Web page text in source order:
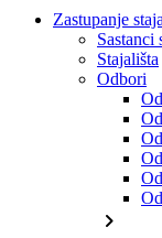
Zastupanje
Sastanci
Stajališta
Odbori
chevron_right